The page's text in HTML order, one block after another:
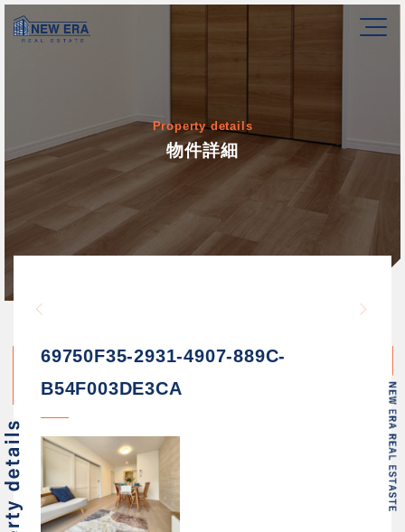
Property details
物件詳細
/home/newerakk/
69750F35-2931-4907-889C-
B54F003DE3CA